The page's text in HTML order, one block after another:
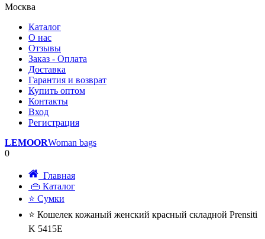
Москва
Каталог
О нас
Отзывы
Заказ - Оплата
Доставка
Гарантия и возврат
Купить оптом
Контакты
Вход
Регистрация
LEMOORWoman bags
0
Главная
👜 Каталог
⭐ Сумки
⭐ Кошелек кожаный женский красный складной Prensiti
K 5415Е